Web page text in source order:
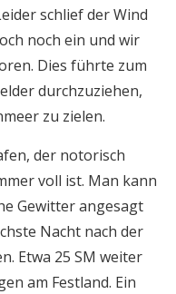
schlief der Wind
noch ein und wir
Dies führte zum
durchzuziehen,
zu zielen.
der notorisch
voll ist. Man kann
Gewitter angesagt
Nacht nach der
Etwa 25 SM weiter
am Festland. Ein